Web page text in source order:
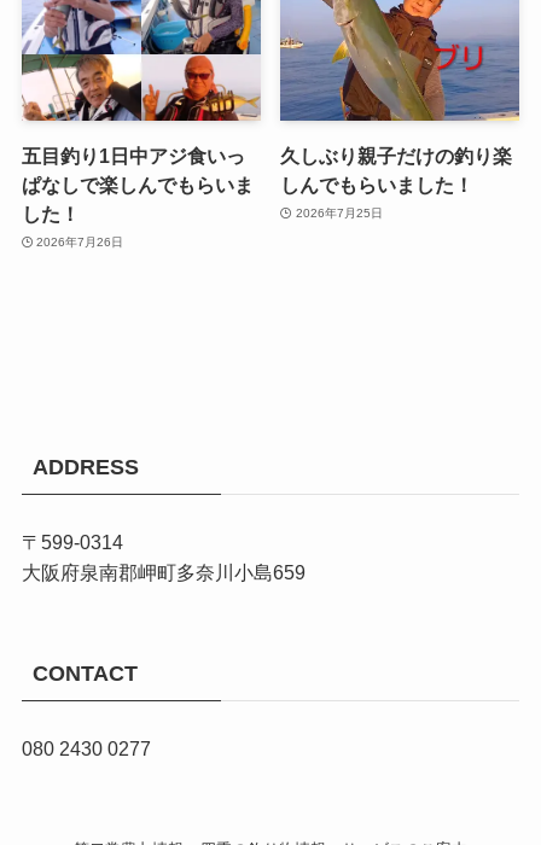
五目釣り1日中アジ食いっ
ぱなしで楽しんでもらいま
した！
2026年7月26日
久しぶり親子だけの釣り楽
しんでもらいました！
2026年7月25日
ADDRESS
〒599-0314
大阪府泉南郡岬町多奈川小島659
CONTACT
080 2430 0277